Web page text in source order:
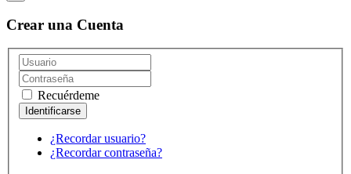
Crear una Cuenta
Recuérdeme
¿Recordar usuario?
¿Recordar contraseña?